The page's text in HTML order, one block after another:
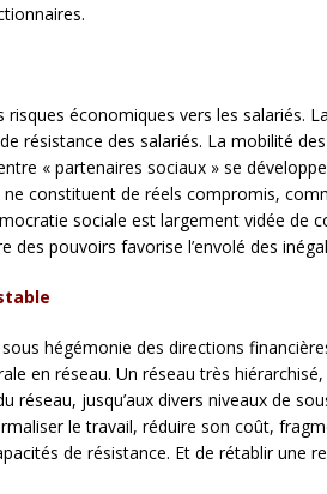
économiques vers les salariés.
résistance des salariés. La mobilité
« partenaires sociaux » se
constituent de réels compromis,
sociale est largement vidée de
des pouvoirs favorise l’envolé des
hégémonie des directions
en réseau. Un réseau très
jusqu’aux divers niveaux de
le travail, réduire son coût,
de résistance. Et de rétablir une